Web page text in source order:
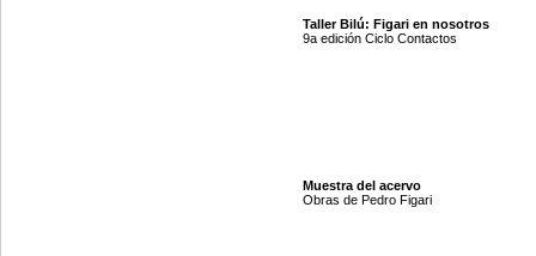
Taller Bilú: Figari en nosotros
9a edición Ciclo Contactos
Muestra del acervo
Obras de Pedro Figari